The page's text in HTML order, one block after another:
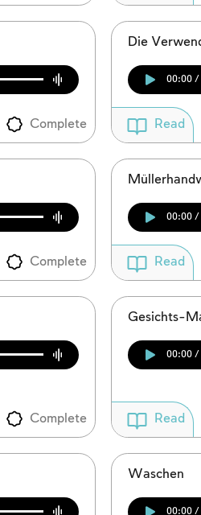
Complete
Die
00:00 /
Read
Complete
00:00 /
Read
Complete
Gesichts-
00:00 /
Read
Waschen
00:00 /
an account